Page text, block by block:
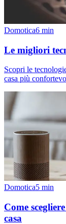
Domotica6 min
Le migliori
Scopri le
casa più
Domotica5 min
Come
casa